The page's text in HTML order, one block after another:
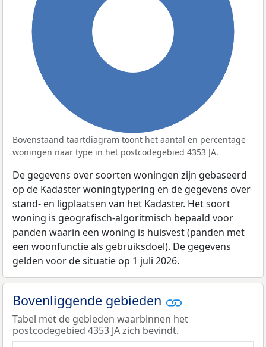
Bovenstaand taartdiagram toont het aantal en percentage
woningen naar type in het postcodegebied 4353 JA.
De gegevens over soorten woningen zijn gebaseerd
op de Kadaster woningtypering en de gegevens over
stand- en ligplaatsen van het Kadaster. Het soort
woning is geografisch-algoritmisch bepaald voor
panden waarin een woning is huisvest (panden met
een woonfunctie als gebruiksdoel). De gegevens
gelden voor de situatie op 1 juli 2026.
Bovenliggende gebieden
Tabel met de gebieden waarbinnen het
postcodegebied 4353 JA zich bevindt.